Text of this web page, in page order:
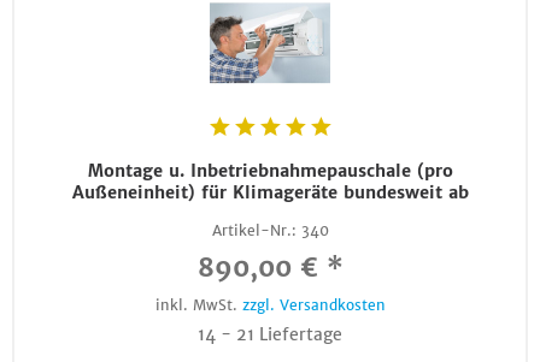
Montage u. Inbetriebnahmepauschale (pro
Außeneinheit) für Klimageräte bundesweit ab
Artikel-Nr.: 340
890,00 € *
inkl. MwSt. zzgl. Versandkosten
14 - 21 Liefertage